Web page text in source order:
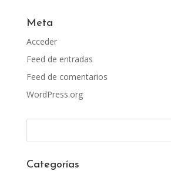
Meta
Acceder
Feed de entradas
Feed de comentarios
WordPress.org
Categorías